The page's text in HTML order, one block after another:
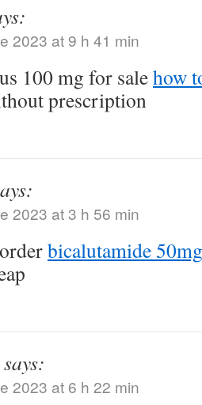
2023 at 9 h 41 min
100 mg for salehow
prescription
2023 at 3 h 56 min
bicalutamide
says:
2023 at 6 h 22 min